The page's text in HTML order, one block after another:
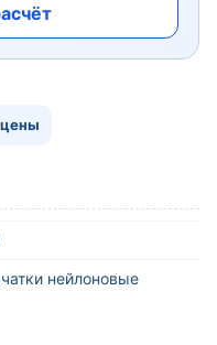
нейлоновые